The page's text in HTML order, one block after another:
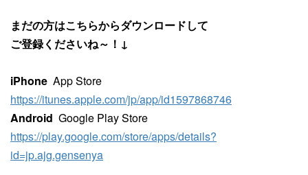
まだの方はこちらからダウンロードして
ご登録くださいね～！↓
iPhone App Store
https://itunes.apple.com/jp/app/id1597868746
Android Google Play Store
https://play.google.com/store/apps/details?
id=jp.ajg.gensenya